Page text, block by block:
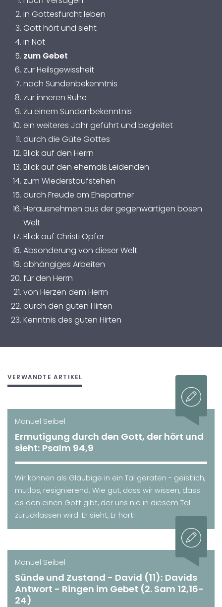
in Gottesfurcht leben
Gott hört und sieht
in Not
zum Gebet
zur Heilsgewissheit
nach Sündenbekenntnis
zur inneren Ruhe
zu einem Sündenbekenntnis
ein weiteres Jahr geführt und begleitet
durch die Güte Gottes
Blick auf den Herrn
Blick auf den ehemals Leidenden
zum Wiederstaufstehen
durch Freude am Ehepartner
Herausnehmen aus der gegenwärtigen bösen
Welt
Blick auf Christi Opfer
Absonderung von dieser Welt
abhängiges Arbeiten
für den Herrn
von Herzen dem Herrn
durch den guten Hirten
Kenntnis des guten Hirten
VERWANDTE ARTIKEL
Manuel Seibel
Ermutigung durch den Gott, der hört und
sieht: Psalm 94,9
Wir können als Gläubige in ein Tal geraten - geistlich,
mutlos, resignierend. Wie gut, dass wir wissen, dass
es den einen Gott gibt, der uns nie in diesem Tal
zurücklassen wird. Er sieht, Er hört!
Manuel Seibel
Sünde und Zustand - David (11): Davids
Antwort - Ringen im Gebet (2. Sam 12,16-
24)